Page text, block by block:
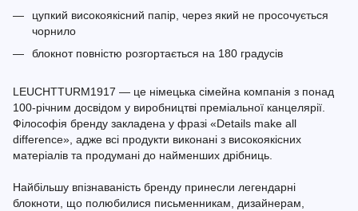
цупкий високоякісний папір, через який не просочується
чорнило
блокнот повністю розгортається на 180 градусів
LEUCHTTURM1917 — це німецька сімейна компанія з понад
100-річним досвідом у виробництві преміальної канцелярії.
Філософія бренду закладена у фразі «Details make all
difference», адже всі продукти виконані з високоякісних
матеріалів та продумані до найменших дрібниць.
Найбільшу впізнаваність бренду принесли легендарні
блокноти, що полюбилися письменникам, дизайнерам,